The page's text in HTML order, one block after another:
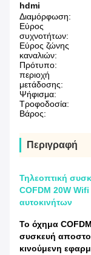
hdmi
Διαμόρφωση:
Εύρος
συχνοτήτων:
Εύρος ζώνης
καναλιών:
Πρότυπο:
περιοχή
μετάδοσης:
Ψήφισμα:
Τροφοδοσία:
Βάρος:
Περιγραφή
Τηλεοπτική
COFDM 20W
αυτοκινήτων
Το όχημα
συσκευή
κινούμενη